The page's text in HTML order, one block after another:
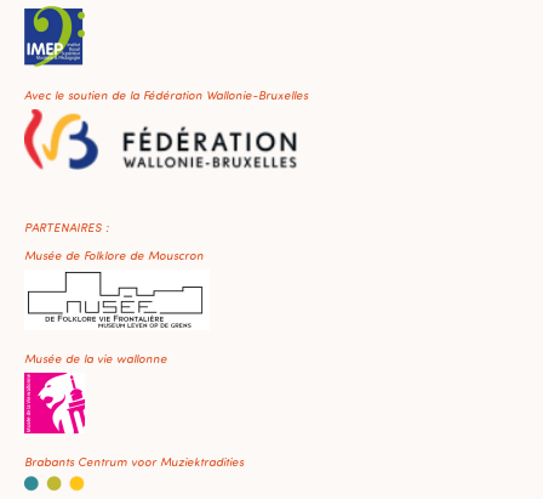
Avec le soutien de la Fédération Wallonie-Bruxelles
PARTENAIRES :
Musée de Folklore de Mouscron
Musée de la vie wallonne
Brabants Centrum voor Muziektradities